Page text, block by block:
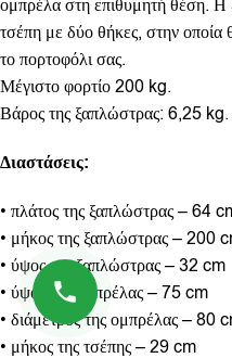
ομπρέλα στη επιθυμητή θέση. Η
τσέπη με δύο θήκες, στην
το πορτοφόλι σας.
Μέγιστο φορτίο 200 kg.
Βάρος της ξαπλώστρας: 6,25 kg.
Διαστάσεις:
• πλάτος της ξαπλώστρας – 64
• μήκος της ξαπλώστρας – 200
• ύψος της ξαπλώστρας – 32 cm
• ύψος της ομπρέλας – 75 cm
• διάμετρος της ομπρέλας – 80
• μήκος της τσέπης – 29 cm